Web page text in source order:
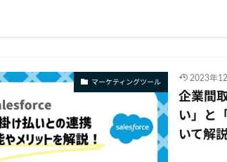
マーケティングツール 2023年
企業間
い」と
いて解